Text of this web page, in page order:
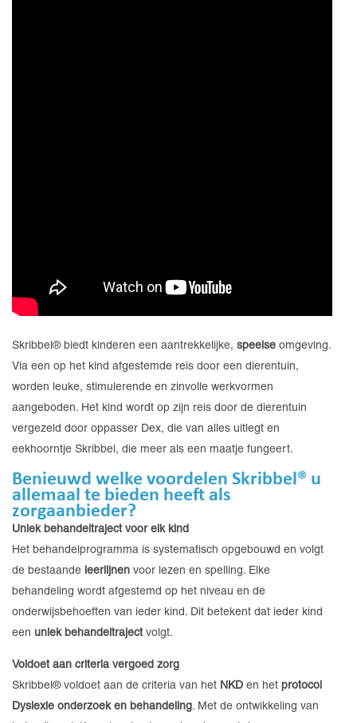
Skribbel® biedt kinderen een aantrekkelijke, speelse omgeving.
Via een op het kind afgestemde reis door een dierentuin,
worden leuke, stimulerende en zinvolle werkvormen
aangeboden. Het kind wordt op zijn reis door de dierentuin
vergezeld door oppasser Dex, die van alles uitlegt en
eekhoorntje Skribbel, die meer als een maatje fungeert.
Benieuwd welke voordelen Skribbel® u
allemaal te bieden heeft als
zorgaanbieder?
Uniek behandeltraject voor elk kind
Het behandelprogramma is systematisch opgebouwd en volgt
de bestaande leerlijnen voor lezen en spelling. Elke
behandeling wordt afgestemd op het niveau en de
onderwijsbehoeften van ieder kind. Dit betekent dat ieder kind
een uniek behandeltrajectvolgt.
Voldoet aan criteria vergoed zorg
Skribbel® voldoet aan de criteria van het NKD en het protocol
Dyslexie onderzoek en behandeling. Met de ontwikkeling van